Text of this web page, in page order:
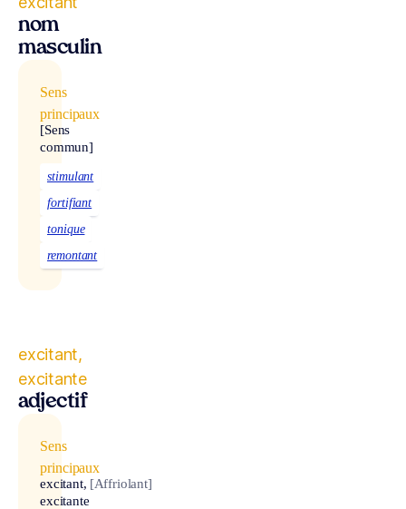
nom
masculin
Sens
principaux
[Sens
commun]
stimulant
fortifiant
tonique
remontant
excitant,
excitante
adjectif
Sens
principaux
excitant,
excitante
[Affriolant]